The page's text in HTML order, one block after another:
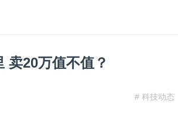
卖20万值不值？
# 科技动态